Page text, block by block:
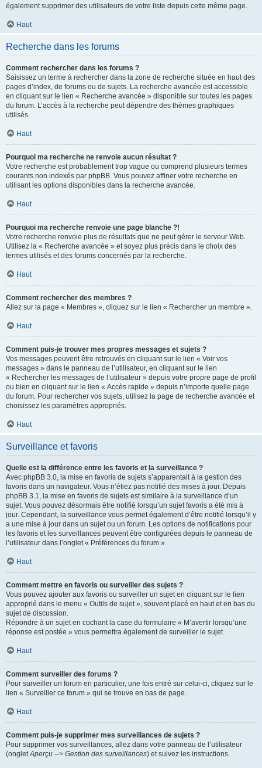
également supprimer des utilisateurs de votre liste depuis cette même page.
Haut
Recherche dans les forums
Comment rechercher dans les forums ?
Saisissez un terme à rechercher dans la zone de recherche située en haut des
pages d’index, de forums ou de sujets. La recherche avancée est accessible
en cliquant sur le lien « Recherche avancée » disponible sur toutes les pages
du forum. L’accès à la recherche peut dépendre des thèmes graphiques
utilisés.
Haut
Pourquoi ma recherche ne renvoie aucun résultat ?
Votre recherche est probablement trop vague ou comprend plusieurs termes
courants non indexés par phpBB. Vous pouvez affiner votre recherche en
utilisant les options disponibles dans la recherche avancée.
Haut
Pourquoi ma recherche renvoie une page blanche ?!
Votre recherche renvoie plus de résultats que ne peut gérer le serveur Web.
Utilisez la « Recherche avancée » et soyez plus précis dans le choix des
termes utilisés et des forums concernés par la recherche.
Haut
Comment rechercher des membres ?
Allez sur la page « Membres », cliquez sur le lien « Rechercher un membre ».
Haut
Comment puis-je trouver mes propres messages et sujets ?
Vos messages peuvent être retrouvés en cliquant sur le lien « Voir vos
messages » dans le panneau de l’utilisateur, en cliquant sur le lien
« Rechercher les messages de l’utilisateur » depuis votre propre page de profil
ou bien en cliquant sur le lien « Accès rapide » depuis n’importe quelle page
du forum. Pour rechercher vos sujets, utilisez la page de recherche avancée et
choisissez les paramètres appropriés.
Haut
Surveillance et favoris
Quelle est la différence entre les favoris et la surveillance ?
Avec phpBB 3.0, la mise en favoris de sujets s’apparentait à la gestion des
favoris dans un navigateur. Vous n’étiez pas notifié des mises à jour. Depuis
phpBB 3.1, la mise en favoris de sujets est similaire à la surveillance d’un
sujet. Vous pouvez désormais être notifié lorsqu’un sujet favoris a été mis à
jour. Cependant, la surveillance vous permet également d’être notifié lorsqu’il y
a une mise à jour dans un sujet ou un forum. Les options de notifications pour
les favoris et les surveillances peuvent être configurées depuis le panneau de
l’utilisateur dans l’onglet « Préférences du forum ».
Haut
Comment mettre en favoris ou surveiller des sujets ?
Vous pouvez ajouter aux favoris ou surveiller un sujet en cliquant sur le lien
approprié dans le menu « Outils de sujet », souvent placé en haut et en bas du
sujet de discussion.
Répondre à un sujet en cochant la case du formulaire « M’avertir lorsqu’une
réponse est postée » vous permettra également de surveiller le sujet.
Haut
Comment surveiller des forums ?
Pour surveiller un forum en particulier, une fois entré sur celui-ci, cliquez sur le
lien « Surveiller ce forum » qui se trouve en bas de page.
Haut
Comment puis-je supprimer mes surveillances de sujets ?
Pour supprimer vos surveillances, allez dans votre panneau de l’utilisateur
(ongletAperçu --> Gestion des surveillances) et suivez les instructions.